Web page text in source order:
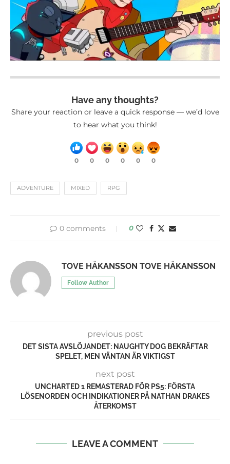
Have any thoughts?
Share your reaction or leave a quick response — we’d love
to hear what you think!
0 0 0 0 0 0
ADVENTURE MIXED RPG
0 comments 0
TOVE HÅKANSSON TOVE HÅKANSSON
Follow Author
previous post
DET SISTA AVSLÖJANDET: NAUGHTY DOG BEKRÄFTAR
SPELET, MEN VÄNTAN ÄR VIKTIGST
next post
UNCHARTED 1 REMASTERAD FÖR PS5: FÖRSTA
LÖSENORDEN OCH INDIKATIONER PÅ NATHAN DRAKES
ÅTERKOMST
LEAVE A COMMENT